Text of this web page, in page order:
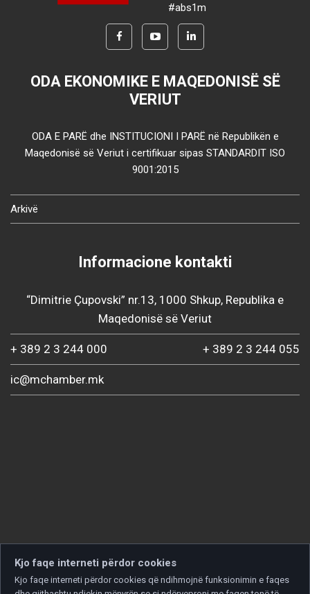
#abs1m
ODA EKONOMIKE E MAQEDONISË SË
VERIUT
ODA E PARË dhe INSTITUCIONI I PARË në Republikën e
Maqedonisë së Veriut i certifikuar sipas STANDARDIT ISO
9001:2015
Arkivë
Informacione kontakti
“Dimitrie Çupovski” nr.13, 1000 Shkup, Republika e
Maqedonisë së Veriut
+ 389 2 3 244 000 + 389 2 3 244 055
ic@mchamber.mk
Kjo faqe interneti përdor cookies
Kjo faqe interneti përdor cookies që ndihmojnë funksionimin e faqes